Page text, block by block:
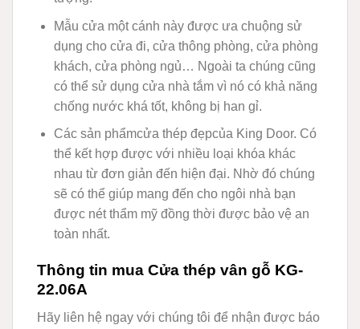
Mẫu cửa một cánh này được ưa chuộng sử
dụng cho cửa đi, cửa thông phòng, cửa phòng
khách, cửa phòng ngủ… Ngoài ta chúng cũng
có thể sử dụng cửa nhà tắm vì nó có khả năng
chống nước khá tốt, không bị han gỉ.
Các sản phẩmcửa thép đẹpcủa King Door. Có
thể kết hợp được với nhiều loại khóa khác
nhau từ đơn giản đến hiện đại. Nhờ đó chúng
sẽ có thể giúp mang đến cho ngôi nhà bạn
được nét thẩm mỹ đồng thời được bảo vệ an
toàn nhất.
Thông tin mua Cửa thép vân gỗ KG-
22.06A
Hãy liên hệ ngay với chúng tôi để nhận được báo